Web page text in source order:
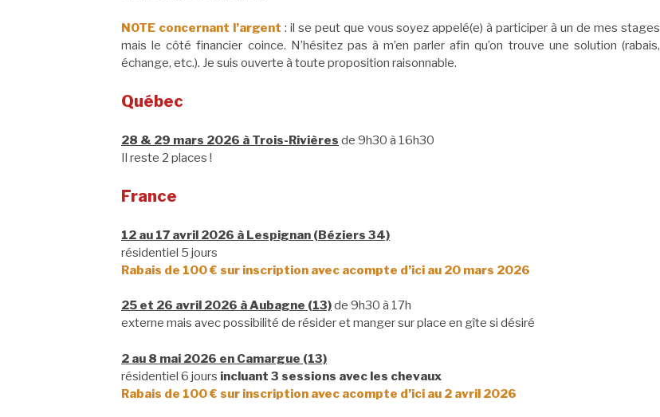
NOTE concernant l’argent : il se peut que vous soyez appelé(e) à participer à un de mes stages
mais le côté financier coince. N’hésitez pas à m’en parler afin qu’on trouve une solution (rabais,
échange, etc.). Je suis ouverte à toute proposition raisonnable.
Québec
28 & 29 mars 2026 à Trois-Rivières de 9h30 à 16h30
Il reste 2 places !
France
12 au 17 avril 2026 à Lespignan (Béziers 34)
résidentiel 5 jours
Rabais de 100 € sur inscription avec acompte d’ici au 20 mars 2026
25 et 26 avril 2026 à Aubagne (13)de 9h30 à 17h
externe mais avec possibilité de résider et manger sur place en gîte si désiré
2 au 8 mai 2026 en Camargue (13)
résidentiel 6 jours incluant 3 sessions avec les chevaux
Rabais de 100 € sur inscription avec acompte d’ici au 2 avril 2026